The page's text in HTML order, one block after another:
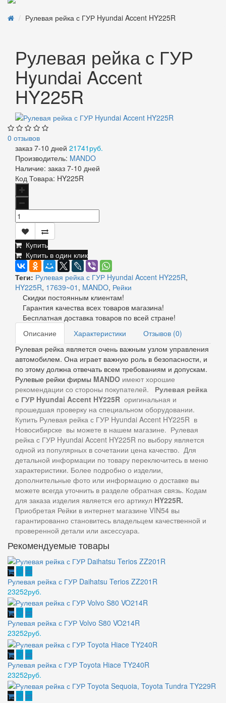
Рулевая рейка с ГУР Hyundai Accent HY225R
Рулевая рейка с ГУР
Hyundai Accent
HY225R
0 отзывов
заказ 7-10 дней 21741руб.
Производитель: MANDO
Наличие: заказ 7-10 дней
Код Товара: HY225R
Купить
Купить в один клик
Теги: Рулевая рейка с ГУР Hyundai Accent HY225R,
HY225R, 17639~01 , MANDO, Рейки
Скидки постоянным клиентам!
Гарантия качества всех товаров магазина!
Бесплатная доставка товаров по всей стране!
Описание
Характеристики
Отзывов (0)
Рулевая рейка является очень важным узлом управления
автомобилем. Она играет важную роль в безопасности, и
по этому должна отвечать всем требованиям и допускам.
Рулевые рейки фирмы MANDO имеют хорошие
рекомендации со стороны покупателей.
Рулевая рейка
с ГУР Hyundai Accent HY225R оригинальная и
прошедшая проверку на специальном оборудовании.
Купить Рулевая рейка с ГУР Hyundai Accent HY225R в
Новосибирске вы можете в нашем магазине. Рулевая
рейка с ГУР Hyundai Accent HY225R по выбору является
одной из популярных в сочетании цена качество. Для
детальной информации по товару переключитесь в меню
характеристики. Более подробно о изделии,
дополнительные фото или информацию о доставке вы
можете всегда уточнить в разделе обратная связь. Кодам
для заказа изделия является его артикул HY225R.
Приобретая Рейки в интернет магазине VIN54 вы
гарантированно становитесь владельцем качественной и
проверенной детали или аксессуара.
Рекомендуемые товары
Рулевая рейка с ГУР Daihatsu Terios ZZ201R
23252руб.
Рулевая рейка с ГУР Volvo S80 VO214R
23252руб.
Рулевая рейка с ГУР Toyota Hiace TY240R
23252руб.